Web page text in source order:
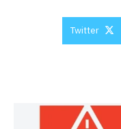
Twitter